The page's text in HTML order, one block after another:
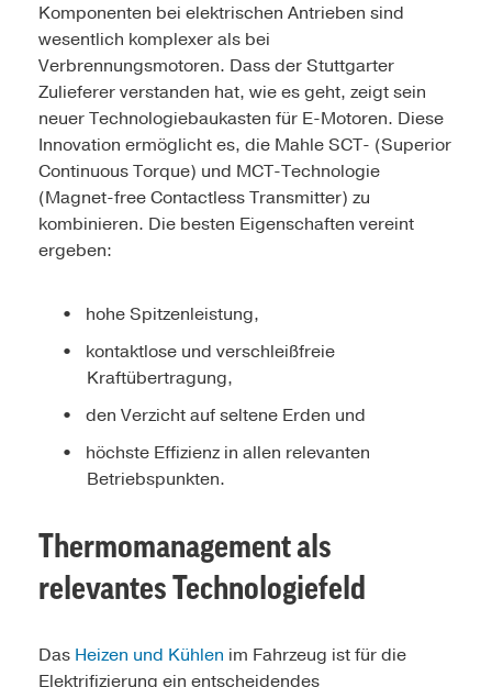
Komponenten bei elektrischen Antrieben sind
wesentlich komplexer als bei
Verbrennungsmotoren. Dass der Stuttgarter
Zulieferer verstanden hat, wie es geht, zeigt sein
neuer Technologiebaukasten für E-Motoren. Diese
Innovation ermöglicht es, die Mahle SCT- (Superior
Continuous Torque) und MCT-Technologie
(Magnet-free Contactless Transmitter) zu
kombinieren. Die besten Eigenschaften vereint
ergeben:
hohe Spitzenleistung,
kontaktlose und verschleißfreie
Kraftübertragung,
den Verzicht auf seltene Erden und
höchste Effizienz in allen relevanten
Betriebspunkten.
Thermomanagement als
relevantes Technologiefeld
Das Heizen und Kühlen im Fahrzeug ist für die
Elektrifizierung ein entscheidendes